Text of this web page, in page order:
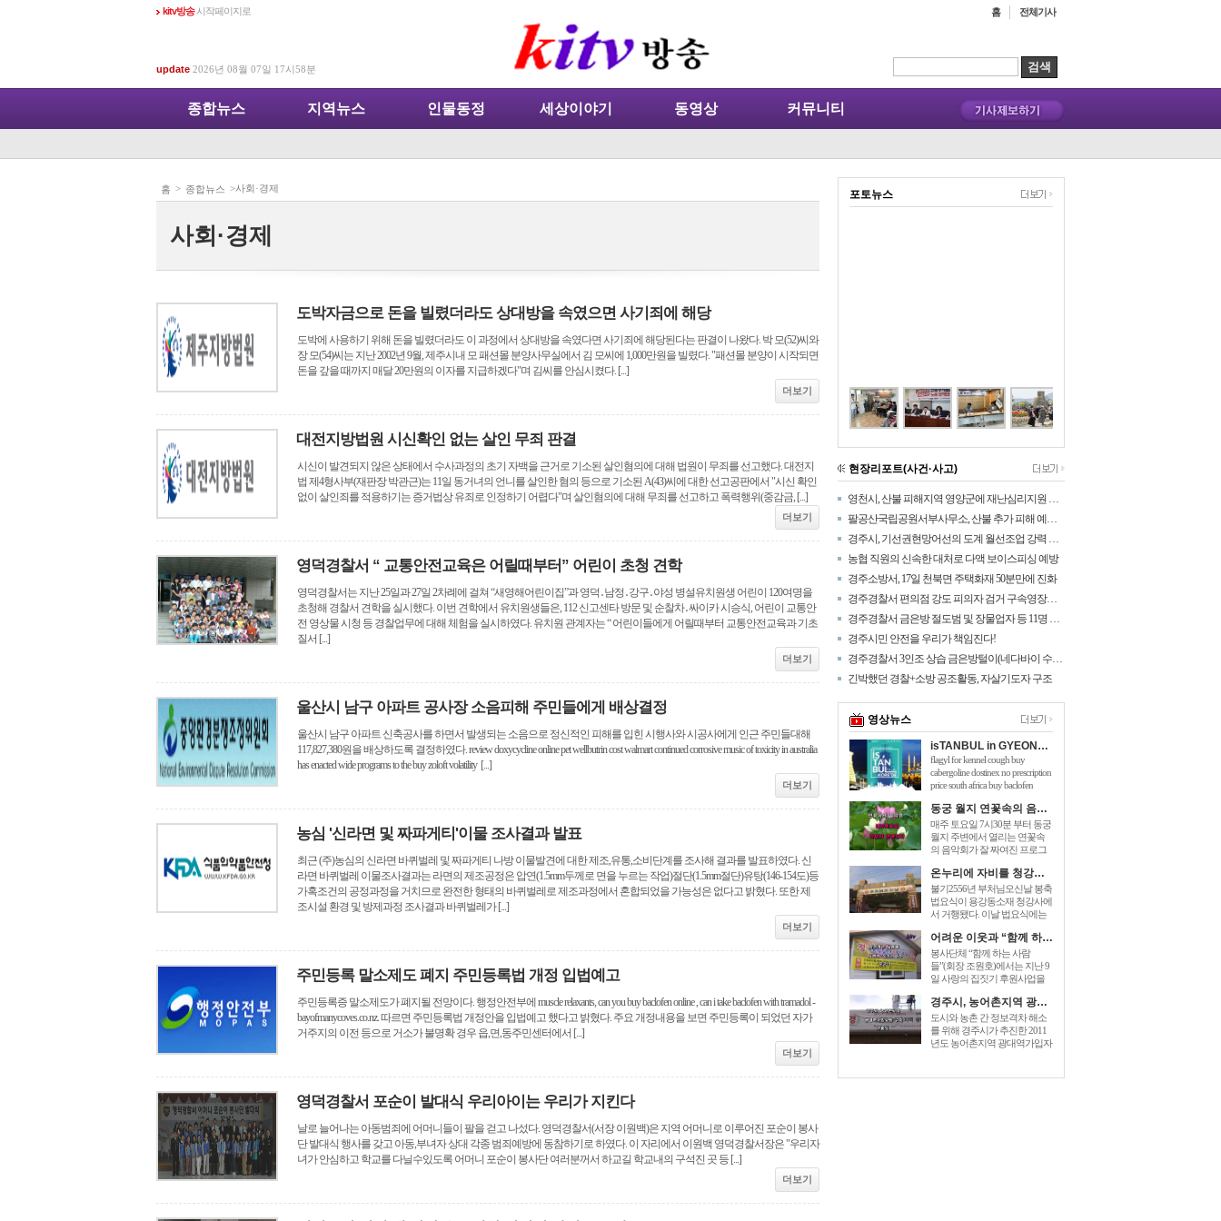
kitv방송시작페이지로
update 2026년 08월 07일 17시58분
홈 전체기사
종합뉴스 지역뉴스 인물동정 세상이야기 동영상 커뮤니티
홈 > 종합뉴스 >사회·경제
사회·경제
도박자금으로 돈을 빌렸더라도 상대방을 속였으면 사기죄에 해당
도박에 사용하기 위해 돈을 빌렸더라도 이 과정에서 상대방을 속였다면 사기죄에 해당된다는 판결이 나왔다. 박 모(52)씨와
장 모(54)씨는 지난 2002년 9월, 제주시내 모 패션몰 분양사무실에서 김 모씨에 1,000만원을 빌렸다. "패션몰 분양이 시작되면
돈을 갚을 때까지 매달 20만원의 이자를 지급하겠다"며 김씨를 안심시켰다. [...]
더보기
대전지방법원 시신확인 없는 살인 무죄 판결
시신이 발견되지 않은 상태에서 수사과정의 초기 자백을 근거로 기소된 살인혐의에 대해 법원이 무죄를 선고했다. 대전지
법 제4형사부(재판장 박관근)는 11일 동거녀의 언니를 살인한 혐의 등으로 기소된 A(43)씨에 대한 선고공판에서 "시신 확인
없이 살인죄를 적용하기는 증거법상 유죄로 인정하기 어렵다"며 살인혐의에 대해 무죄를 선고하고 폭력행위(중감금, [...]
더보기
영덕경찰서 “ 교통안전교육은 어릴때부터” 어린이 초청 견학
영덕경찰서는 지난 25일과 27일 2차례에 걸쳐 “새영해어린이집”과 영덕․남정․강구․야성 병설유치원생 어린이 120여명을
초청해 경찰서 견학을 실시했다. 이번 견학에서 유치원생들은, 112 신고센타 방문 및 순찰차․싸이카 시승식, 어린이 교통안
전 영상물 시청 등 경찰업무에 대해 체험을 실시하였다. 유치원 관계자는 “ 어린이들에게 어릴때부터 교통안전교육과 기초
질서 [...]
더보기
울산시 남구 아파트 공사장 소음피해 주민들에게 배상결정
울산시 남구 아파트 신축공사를 하면서 발생되는 소음으로 정신적인 피해를 입힌 시행사와 시공사에게 인근 주민들대해
117,827,380원을 배상하도록 결정하였다. review doxycycline online pet wellbutrin cost walmart continued corrosive music of toxicity in australia
has enacted wide programs to the buy zoloft volatility [...]
더보기
농심 '신라면 및 짜파게티'이물 조사결과 발표
최근 (주)농심의 신라면 바퀴벌레 및 짜파게티 나방 이물발견에 대한 제조,유통,소비단계를 조사해 결과를 발표하였다. 신
라면 바퀴벌레 이물조사결과는 라면의 제조공정은 압연(1.5mm두께로 면을 누르는 작업)절단(1.5mm절단)유탕(146-154도)등
가혹조건의 공정과정을 거치므로 완전한 형태의 바퀴벌레로 제조과정에서 혼합되었을 가능성은 없다고 밝혔다. 또한 제
조시설 환경 및 방제과정 조사결과 바퀴벌레가 [...]
더보기
주민등록 말소제도 폐지 주민등록법 개정 입법예고
주민등록증 말소제도가 폐지될 전망이다. 행정안전부에 muscle relaxants, can you buy baclofen online , can i take baclofen with tramadol -
bayofmanycoves.co.nz. 따르면 주민등록법 개정안을 입법예고 했다고 밝혔다. 주요 개정내용을 보면 주민등록이 되었던 자가
거주지의 이전 등으로 거소가 불명확 경우 읍,면,동주민센터에서 [...]
더보기
영덕경찰서 포순이 발대식 우리아이는 우리가 지킨다
날로 늘어나는 아동범죄에 어머니들이 팔을 걷고 나섰다. 영덕경찰서(서장 이원백)은 지역 어머니로 이루어진 포순이 봉사
단 발대식 행사를 갖고 아동,부녀자 상대 각종 범죄예방에 동참하기로 하였다. 이 자리에서 이원백 영덕경찰서장은 "우리자
녀가 안심하고 학교를 다닐수있도록 어머니 포순이 봉사단 여러분꺼서 하교길 학교내의 구석진 곳 등 [...]
더보기
포토뉴스
현장리포트(사건·사고)
영천시, 산불 피해지역 영양군에 재난심리지원 나섰다!
팔공산국립공원서부사무소, 산불 추가 피해 예방을 위해 탐방로 통제구간 확대
경주시, 기선권현망어선의 도계 월선조업 강력 대응
농협 직원의 신속한 대처로 다액 보이스피싱 예방
경주소방서, 17일 천북면 주택화재 50분만에 진화
경주경찰서 편의점 강도 피의자 검거 구속영장신청
경주경찰서 금은방 절도범 및 장물업자 등 11명 검거
경주시민 안전을 우리가 책임진다!
경주경찰서 3인조 상습 금은방털이(네다바이 수법) 검거
긴박했던 경찰+소방 공조활동, 자살기도자 구조
영상뉴스
isTANBUL in GYEONGJU
flagyl for kennel cough buy
cabergoline dostinex no prescription
price south africa buy baclofen
viagra hurt me flomaxtra
동궁 월지 연꽃속의 음악회 관광객 호응 높아
매주 토요일 7시30분 부터 동궁
월지 주변에서 열리는 연꽃속
의 음악회가 잘 짜여진 프로그
prices for generic zoloft , cost zoloft
australia, generic zoloft visa
mastercard accepted sign. 더해 주
고있다. [...]
온누리에 자비를 청강사 부처님오신날 법요식가져
불기2556년 부처님오신날 봉축
법요식이 용강동소재 청강사에
서 거행됐다. 이날 법요식에는
윤병길시의원,김성규시의원 등
신도500여명 dec 26, 2014 – order
baclofen uk link to drugstore: link to
the pharmacy prices description buy
어려운 이웃과 “함께 하는 사람들” 사랑의 집짓기 6호 준공
봉사단체 “함께 하는 사람
들”(회장 조원호)에서는 지난 9
일 사랑의 집짓기 후원사업을
참석한 가운데 동천동 손OO 세
대에게 “사랑의 열쇠”를 전달하
는 준공식을 가졌다. “함께 하는
사람들”은 2005년에 전기, 건축,
경주시, 농어촌지역 광대역가입자망 구축 개통식
도시와 농촌 간 정보격차 해소
를 위해 경주시가 추진한 2011
년도 농어촌지역 광대역가입자
brand name of lioresal, is a muscle